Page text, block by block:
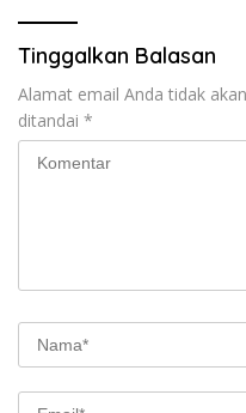
Tinggalkan Balasan
Alamat email Anda tidak
ditandai *